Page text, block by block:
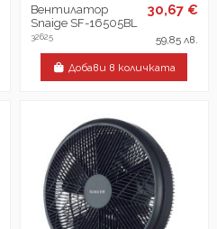
Вентилатор
Snaige SF-16505BL
32625
30,67 €
59,85 лв.
Добави в количката